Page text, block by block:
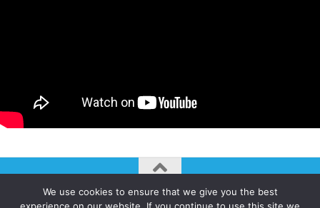
AUTOGIRO/el giro del arte actual © JAVIER MARTINEZ 2026. All
We use cookies to ensure that we give you the best